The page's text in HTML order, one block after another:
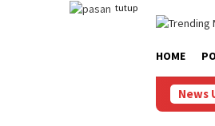
tutup
HOME
News
Penuhi Hak Anak, Jaga Keamanan